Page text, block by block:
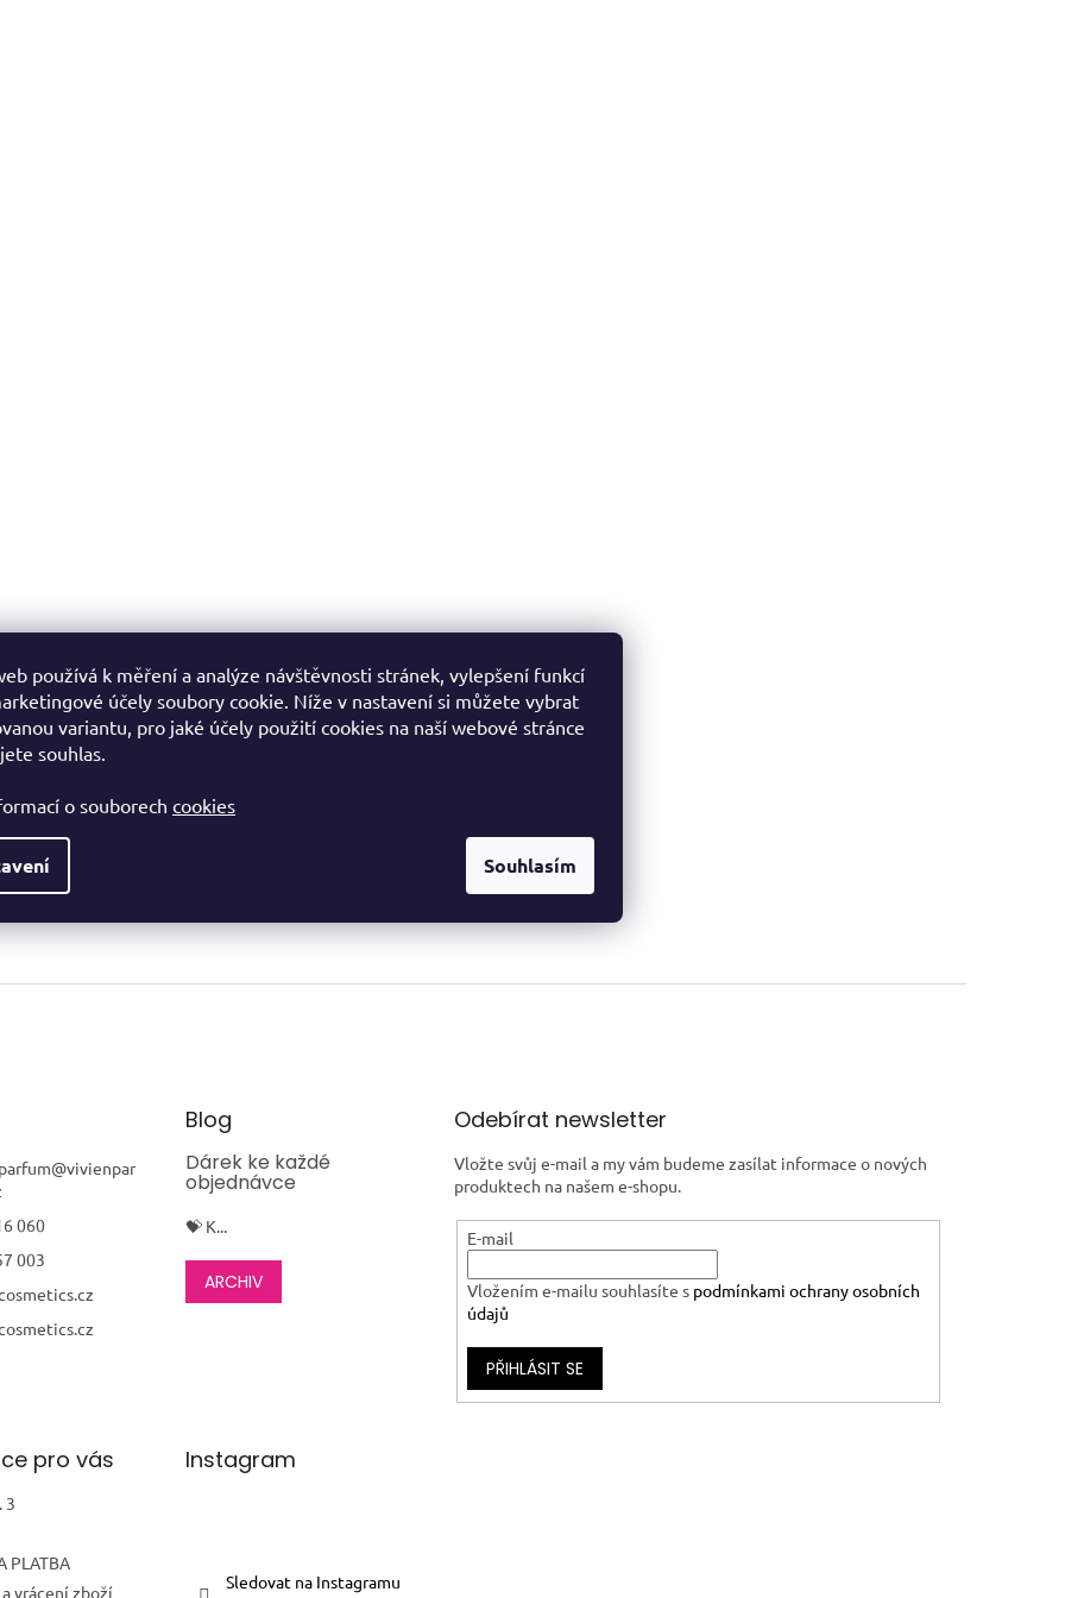
používá k měření a analýze návštěvnosti stránek, vylepšení funkcí
účely soubory cookie. Níže v nastavení si můžete vybrat
variantu, pro jaké účely použití cookies na naší webové stránce
souhlas.
o souborech cookies
Souhlasím
@vivienpar
060
003
Blog
Dárek ke každé
objednávce
💝 K...
ARCHIV
Odebírat newsletter
Vložte svůj e-mail a my vám budeme zasílat informace o nových
produktech na našem e-shopu.
E-mail
Vložením e-mailu souhlasíte s podmínkami ochrany osobních
údajů
PŘIHLÁSIT SE
pro vás
3
PLATBA
vrácení zboží
Instagram
Sledovat na Instagramu